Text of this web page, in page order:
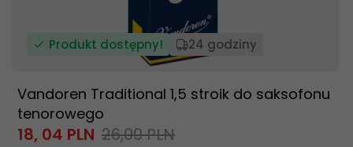
Produkt dostępny! 24 godziny
Vandoren Traditional 1,5 stroik do saksofonu
tenorowego
18, 04 PLN 26,00 PLN